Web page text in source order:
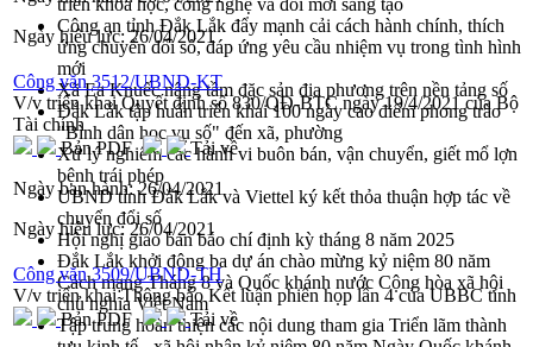
triển khoa học, công nghệ và đổi mới sáng tạo
Công an tỉnh Đắk Lắk đẩy mạnh cải cách hành chính, thích
ứng chuyển đổi số, đáp ứng yêu cầu nhiệm vụ trong tình hình
mới
Xã Ea Knuếc nâng tầm đặc sản địa phương trên nền tảng số
Đắk Lắk tập huấn triển khai 100 ngày cao điểm phong trào
"Bình dân học vụ số" đến xã, phường
Xử lý nghiêm các hành vi buôn bán, vận chuyển, giết mổ lợn
bệnh trái phép
UBND tỉnh Đắk Lắk và Viettel ký kết thỏa thuận hợp tác về
chuyển đổi số
Hội nghị giao ban báo chí định kỳ tháng 8 năm 2025
Đắk Lắk khởi động ba dự án chào mừng kỷ niệm 80 năm
Cách mạng Tháng 8 và Quốc khánh nước Cộng hòa xã hội
chủ nghĩa Việt Nam
Tập trung hoàn thiện các nội dung tham gia Triển lãm thành
Ngày hiệu lực:26/04/2021
Công văn 3512/UBND-KT
V/v triển khai Quyết định số 830/QĐ-BTC ngày 19/4/2021 của Bộ
Tài chính
Bản PDF
Tải về
Ngày ban hành:26/04/2021
Ngày hiệu lực:26/04/2021
Công văn 3509/UBND-TH
V/v triển khai Thông báo Kết luận phiên họp lần 4 của UBBC tỉnh
Bản PDF
Tải về